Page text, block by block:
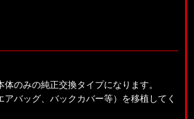
のみの純正交換タイプになります。
バッグ、バックカバー等）を移植してく